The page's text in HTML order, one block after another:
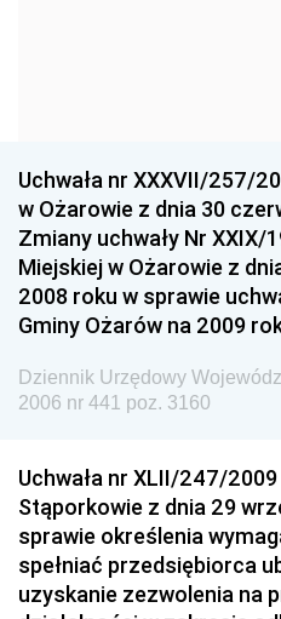
Dziennik Urzędowy
Dziennik Urzędowy
Konsumentów
Dziennik Urzędowy
Społecznej
Dziennik Urzędowy
Dziennik Urzędowy
Przemysłu Maszynowego
Dziennik Urzędowy
Społecznej
Uchwała nr XXXVII/257/
w Ożarowie z dnia 30
Zmiany uchwały Nr XXIX/
Miejskiej w Ożarowie z
2008 roku w sprawie
Gminy Ożarów na 2009
Dziennik Urzędowy
2006 nr 441 poz. 3160
Uchwała nr XLII/247/
Stąporkowie z dnia 29
sprawie określenia
spełniać przedsiębiorca
uzyskanie zezwolenia na